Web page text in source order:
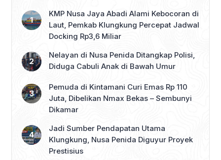
KMP Nusa Jaya Abadi Alami Kebocoran di
Laut, Pemkab Klungkung Percepat Jadwal
Docking Rp3,6 Miliar
Nelayan di Nusa Penida Ditangkap Polisi,
Diduga Cabuli Anak di Bawah Umur
Pemuda di Kintamani Curi Emas Rp 110
Juta, Dibelikan Nmax Bekas – Sembunyi
Dikamar
Jadi Sumber Pendapatan Utama
Klungkung, Nusa Penida Diguyur Proyek
Prestisius